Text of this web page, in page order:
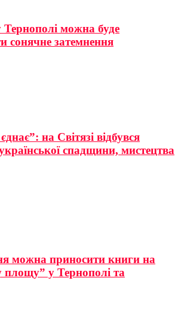
Тернополі можна буде
сонячне затемнення
на Світязі відбувся
спадщини, мистецтва
можна приносити книги на
у Тернополі та